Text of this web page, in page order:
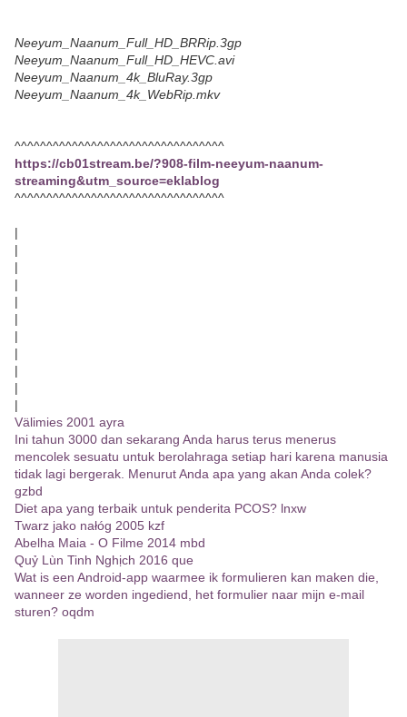
Neeyum_Naanum_Full_HD_BRRip.3gp
Neeyum_Naanum_Full_HD_HEVC.avi
Neeyum_Naanum_4k_BluRay.3gp
Neeyum_Naanum_4k_WebRip.mkv
^^^^^^^^^^^^^^^^^^^^^^^^^^^^^^^^^
https://cb01stream.be/?908-film-neeyum-naanum-
streaming&utm_source=eklablog
^^^^^^^^^^^^^^^^^^^^^^^^^^^^^^^^^
|
|
|
|
|
|
|
|
|
|
|
Välimies 2001 ayra
Ini tahun 3000 dan sekarang Anda harus terus menerus
mencolek sesuatu untuk berolahraga setiap hari karena manusia
tidak lagi bergerak. Menurut Anda apa yang akan Anda colek?
gzbd
Diet apa yang terbaik untuk penderita PCOS? lnxw
Twarz jako nałóg 2005 kzf
Abelha Maia - O Filme 2014 mbd
Quỷ Lùn Tinh Nghịch 2016 que
Wat is een Android-app waarmee ik formulieren kan maken die,
wanneer ze worden ingediend, het formulier naar mijn e-mail
sturen? oqdm